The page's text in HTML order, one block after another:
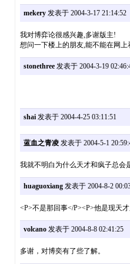
mekery发表于 2004-3-17 21:14:52
我对博弈论很感兴趣,多谢版主!
想问一下楼上的朋友,能不能在网
stonethree发表于 2004-3-19
shai发表于 2004-4-25 03:11:51
蓝血之青凌发表于 2004-5-1
我就不明白为什么天才和疯子总会
huaguoxiang发表于 2004-8-2
<P>不是那回事</P><P>他是现天
volcano发表于 2004-8-8 02:41:25
多谢，对博奕有了些了解。